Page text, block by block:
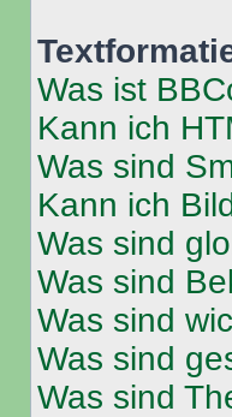
Was ist
Kann ich
Was sind
Kann ich
Was sind
Was sind
Was sind
Was sind
Was sind